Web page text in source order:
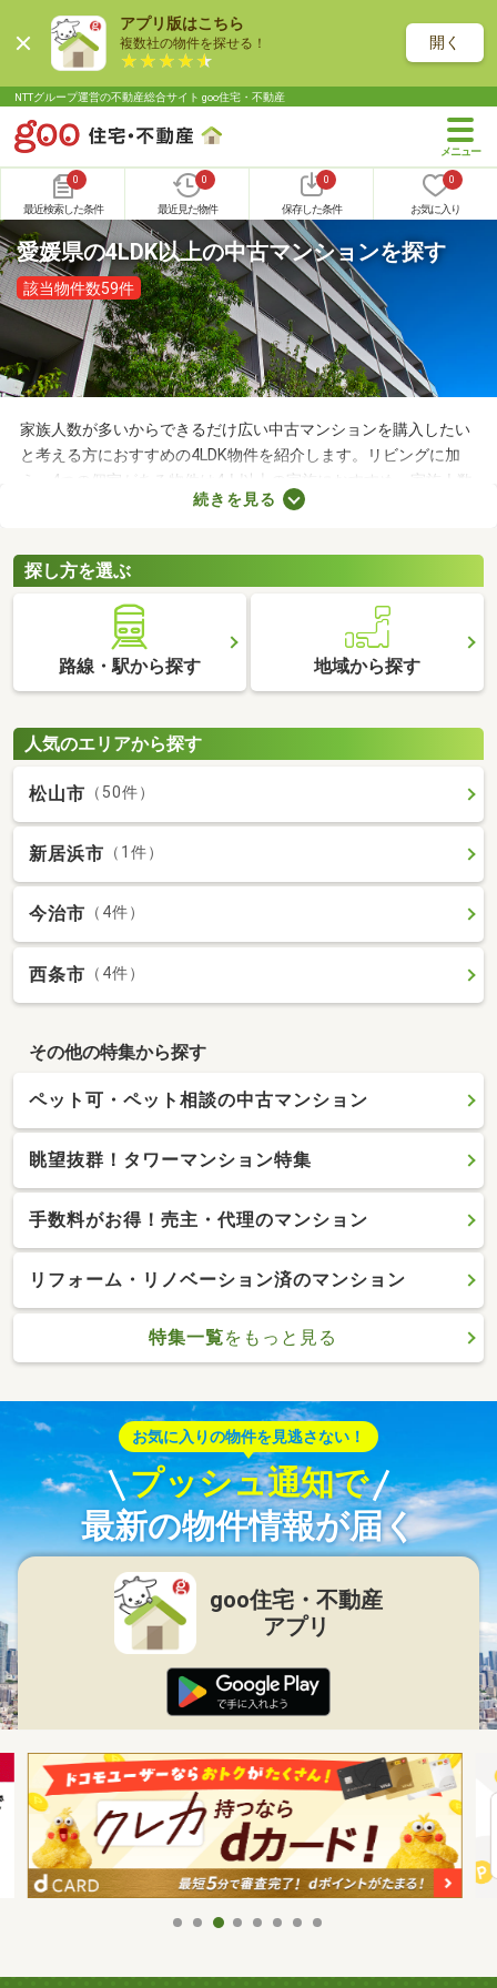
アプリ版はこちら
複数社の物件を探せる！ 開く
NTTグループ運営の不動産総合サイト goo住宅・不動産
0
最近検索した条件
0
最近見た物件
0
保存した条件
0
お気に入り
愛媛県の4LDK以上の中古マンションを探す
該当物件数59件
家族人数が多いからできるだけ広い中古マンションを購入したい
と考える方におすすめの4LDK物件を紹介します。リビングに加
え、4つの個室がある物件は4人以上の家族におすすめ。家族人数
が多くても、お部屋の数が多ければ生活空間をしっかり分けられ
間取りや設備、購入費用などをチェックしてみてくださいね。
続きを見る
探し方を選ぶ
路線・駅から探す 地域から探す
人気のエリアから探す
松山市 （50件）
新居浜市 （1件）
今治市 （4件）
西条市 （4件）
その他の特集から探す
ペット可・ペット相談の中古マンション
眺望抜群！タワーマンション特集
手数料がお得！売主・代理のマンション
リフォーム・リノベーション済のマンション
特集一覧をもっと見る
お気に入りの物件を見逃さない！
プッシュ通知で
最新の物件情報が届く
goo住宅・不動産
アプリ